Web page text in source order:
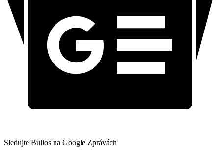
Sledujte Bulios na Google Zprávách